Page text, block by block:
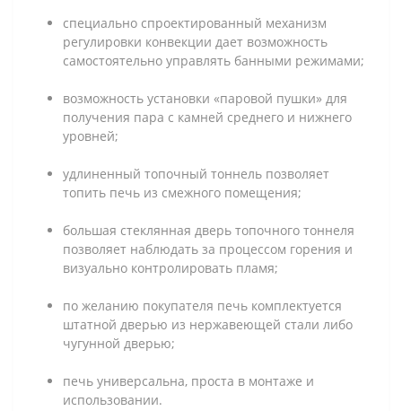
специально спроектированный механизм
регулировки конвекции дает возможность
самостоятельно управлять банными режимами;
возможность установки «паровой пушки» для
получения пара с камней среднего и нижнего
уровней;
удлиненный топочный тоннель позволяет
топить печь из смежного помещения;
большая стеклянная дверь топочного тоннеля
позволяет наблюдать за процессом горения и
визуально контролировать пламя;
по желанию покупателя печь комплектуется
штатной дверью из нержавеющей стали либо
чугунной дверью;
печь универсальна, проста в монтаже и
использовании.